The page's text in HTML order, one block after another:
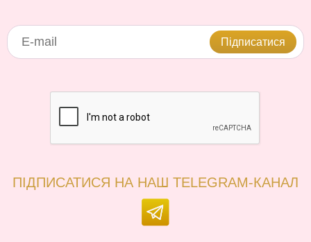
Підписатися
ПІДПИСАТИСЯ НА НАШ TELEGRAM-КАНАЛ